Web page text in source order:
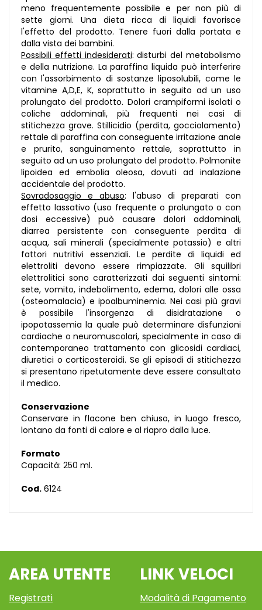
meno frequentemente possibile e per non più di
sette giorni. Una dieta ricca di liquidi favorisce
l'effetto del prodotto. Tenere fuori dalla portata e
dalla vista dei bambini.
Possibili effetti indesiderati: disturbi del metabolismo
e della nutrizione. La paraffina liquida può interferire
con l'assorbimento di sostanze liposolubili, come le
vitamine A,D,E, K, soprattutto in seguito ad un uso
prolungato del prodotto. Dolori crampiformi isolati o
coliche addominali, più frequenti nei casi di
stitichezza grave. Stillicidio (perdita, gocciolamento)
rettale di paraffina con conseguente irritazione anale
e prurito, sanguinamento rettale, soprattutto in
seguito ad un uso prolungato del prodotto. Polmonite
lipoidea ed embolia oleosa, dovuti ad inalazione
accidentale del prodotto.
Sovradosaggio e abuso: l'abuso di preparati con
effetto lassativo (uso frequente o prolungato o con
dosi eccessive) può causare dolori addominali,
diarrea persistente con conseguente perdita di
acqua, sali minerali (specialmente potassio) e altri
fattori nutritivi essenziali. Le perdite di liquidi ed
elettroliti devono essere rimpiazzate. Gli squilibri
elettrolitici sono caratterizzati dai seguenti sintomi:
sete, vomito, indebolimento, edema, dolori alle ossa
(osteomalacia) e ipoalbuminemia. Nei casi più gravi
è possibile l'insorgenza di disidratazione o
ipopotassemia la quale può determinare disfunzioni
cardiache o neuromuscolari, specialmente in caso di
contemporaneo trattamento con glicosidi cardiaci,
diuretici o corticosteroidi. Se gli episodi di stitichezza
si presentano ripetutamente deve essere consultato
il medico.
Conservazione
Conservare in flacone ben chiuso, in luogo fresco,
lontano da fonti di calore e al riapro dalla luce.
Formato
Capacità: 250 ml.
Cod. 6124
AREA UTENTE
Registrati
LINK VELOCI
Modalità di Pagamento